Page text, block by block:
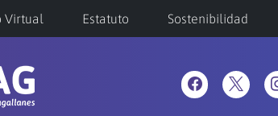
Virtual Estatuto Sostenibilidad